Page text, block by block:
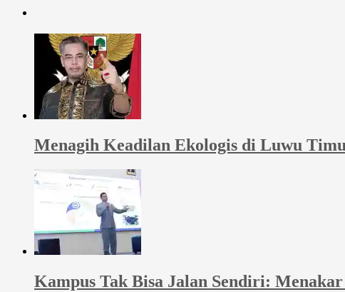
Menagih Keadilan Ekologis di Luwu
Kampus Tak Bisa Jalan Sendiri: